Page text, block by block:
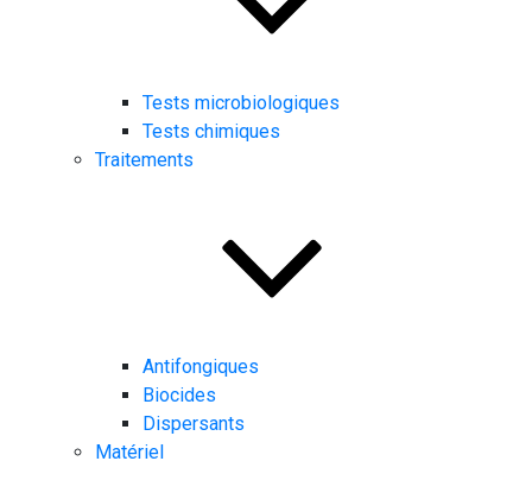
Tests microbiologiques
Tests chimiques
Traitements
Antifongiques
Biocides
Dispersants
Matériel